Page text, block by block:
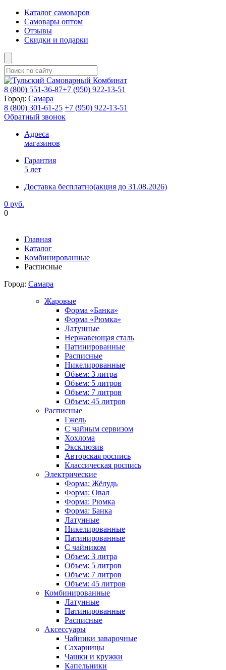
Каталог самоваров
Самовары оптом
Отзывы
Скидки и подарки
8 (800) 551-36-87+7 (950) 922-13-51
Город: Самара
8 (800) 301-61-25 +7 (950) 922-13-51
Обратный звонок
Адреса
магазинов
Гарантия
5 лет
Доставка бесплатно(акция до 31.08.2026)
0 руб.
0
Главная
Каталог
Комбинированные
Расписные
Город: Самара
Жаровые
Форма «Банка»
Форма «Рюмка»
Латунные
Нержавеющая сталь
Патинированные
Расписные
Никелированные
Объем: 3 литра
Объем: 5 литров
Объем: 7 литров
Объем: 45 литров
Расписные
Гжель
С чайным сервизом
Хохлома
Эксклюзив
Авторская роспись
Классическая роспись
Электрические
Форма: Жёлудь
Форма: Овал
Форма: Рюмка
Форма: Банка
Латунные
Никелированные
Патинированные
С чайником
Объем: 3 литра
Объем: 5 литров
Объем: 7 литров
Объем: 45 литров
Комбинированные
Латунные
Патинированные
Расписные
Аксессуары
Чайники заварочные
Сахарницы
Чашки и кружки
Капельники